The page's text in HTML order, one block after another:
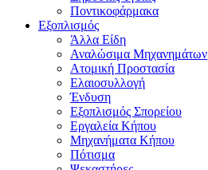
Ποντικοφάρμακα
Εξοπλισμός
Άλλα Είδη
Αναλώσιμα Μηχανημάτων
Ατομική Προστασία
Ελαιοσυλλογή
Ένδυση
Εξοπλισμός Σπορείου
Εργαλεία Κήπου
Μηχανήματα Κήπου
Πότισμα